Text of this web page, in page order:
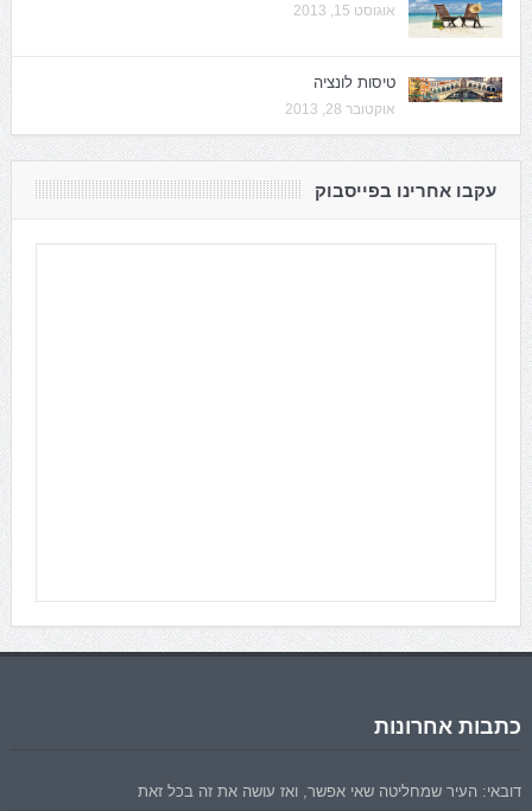
אוגוסט 15, 2013
טיסות לונציה
אוקטובר 28, 2013
עקבו אחרינו בפייסבוק
כתבות אחרונות
דובאי: העיר שמחליטה שאי אפשר, ואז עושה את זה בכל זאת